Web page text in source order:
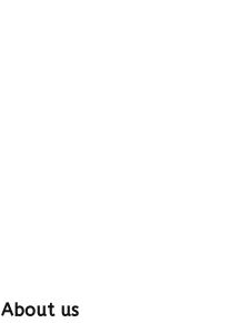
About us